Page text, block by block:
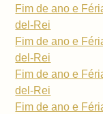
Fim de ano e
del-Rei
Fim de ano e
del-Rei
Fim de ano e
del-Rei
Fim de ano e